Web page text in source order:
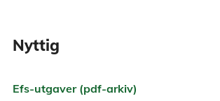
Nyttig
Efs-utgaver (pdf-arkiv)